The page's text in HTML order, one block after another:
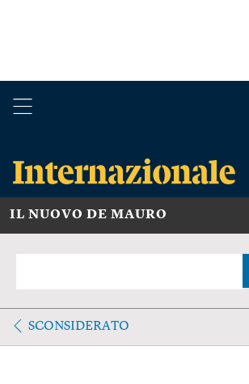
IL NUOVO DE MAURO
SCONSIDERATO